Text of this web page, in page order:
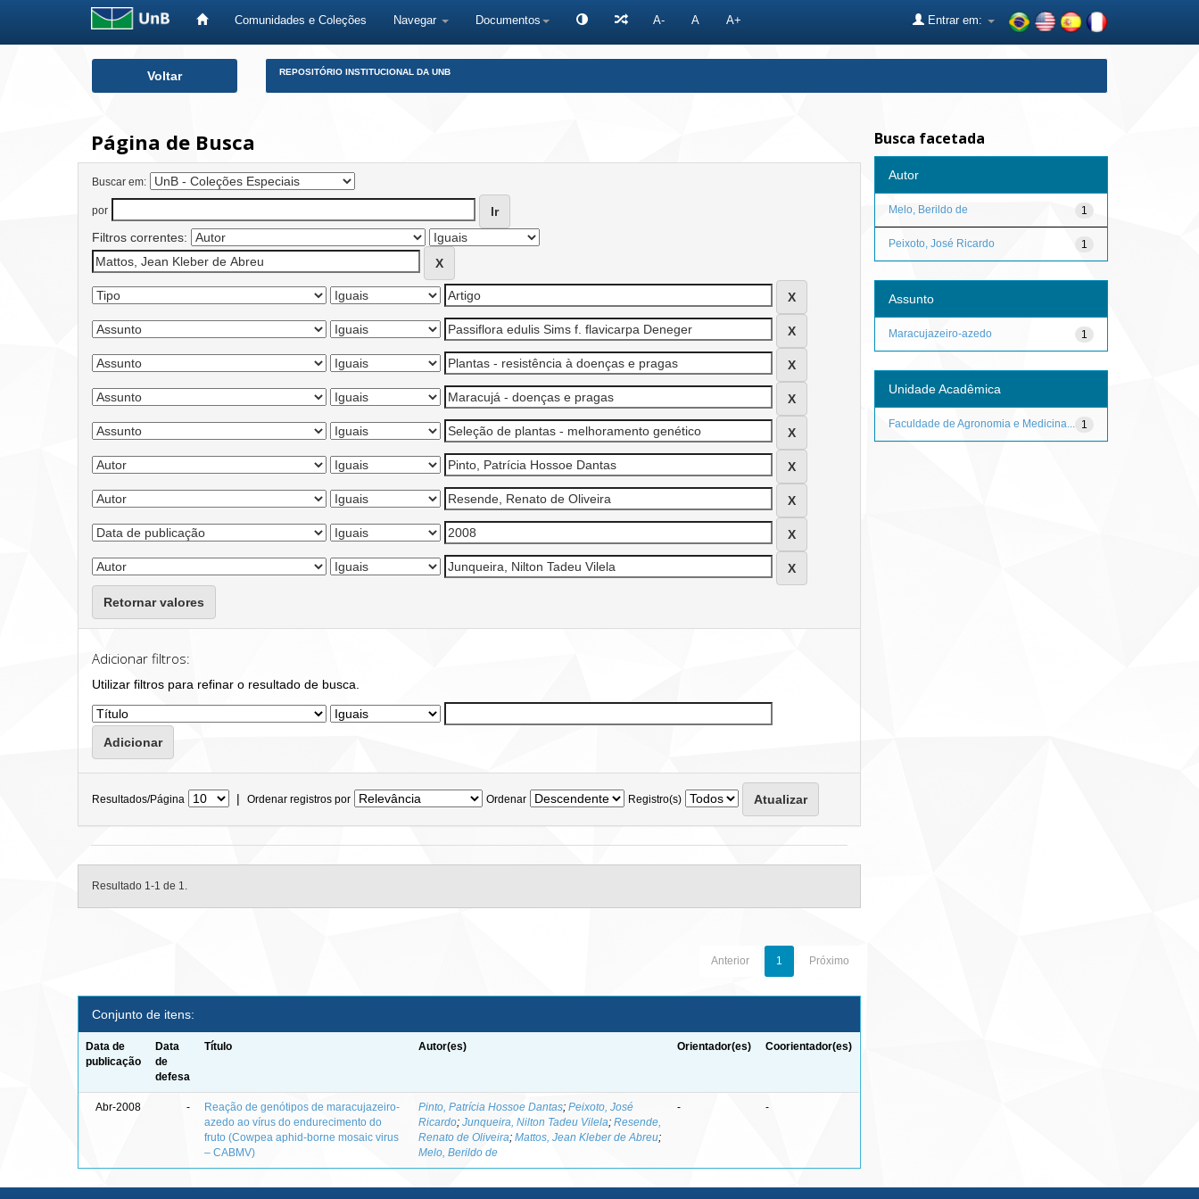
Comunidades e Coleções Navegar Documentos A- A A+ Entrar em:
Voltar REPOSITÓRIO INSTITUCIONAL DA UNB
Página de Busca
Buscar em:
por
Filtros correntes:
Retornar valores
Adicionar filtros:
Utilizar filtros para refinar o resultado de busca.
Resultados/Página | Ordenar registros por Ordenar Registro(s)
Resultado 1-1 de 1.
Anterior 1 Próximo
Conjunto de itens:
Data de
publicação
Data
de
defesa
Título Autor(es) Orientador(es) Coorientador(es)
Abr-2008 -
Reação de genótipos de maracujazeiro-
azedo ao vírus do endurecimento do
fruto (Cowpea aphid-borne mosaic virus
– CABMV)
Pinto, Patrícia Hossoe Dantas;Peixoto, José
Ricardo;Junqueira, Nilton Tadeu Vilela;Resende,
Renato de Oliveira;Mattos, Jean Kleber de Abreu;
Melo, Berildo de
- -
Busca facetada
Autor
1
Melo, Berildo de
1
Peixoto, José Ricardo
Assunto
1
Maracujazeiro-azedo
Unidade Acadêmica
1
Faculdade de Agronomia e Medicina...